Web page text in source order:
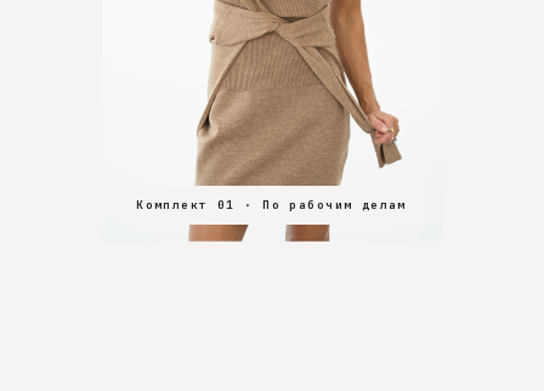
Комплект 01 · По рабочим делам
Комплект 02 · В зал
Комплект 03 · На особенный вечер